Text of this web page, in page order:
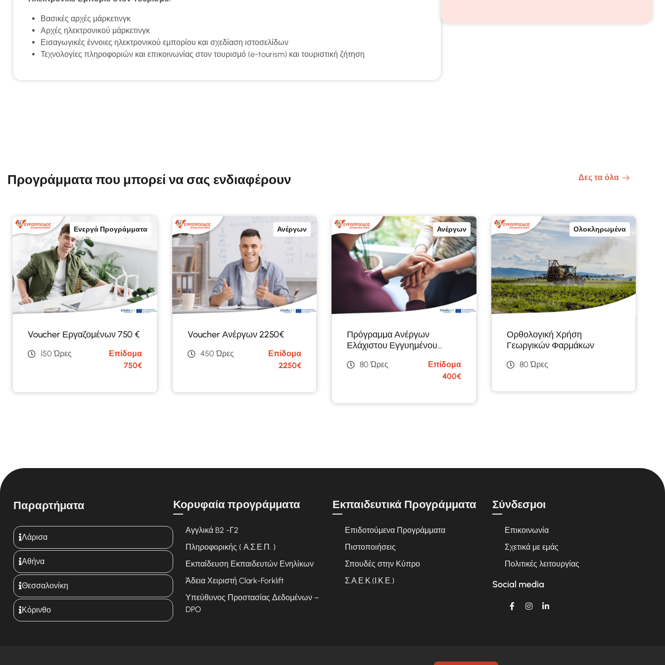
Βασικές αρχές μάρκετινγκ
Αρχές ηλεκτρονικού μάρκετινγκ
Εισαγωγικές έννοιες ηλεκτρονικού εμπορίου και σχεδίαση ιστοσελίδων
Τεχνολογίες πληροφοριών και επικοινωνίας στον τουρισμό (e-tourism) και τουριστική ζήτηση
Προγράμματα που μπορεί να σας ενδιαφέρουν Δες τα όλα
Ενεργά Προγράμματα
Voucher Εργαζομένων 750 €
Επίδομα
750€
150 Ώρες
Ανέργων
Voucher Ανέργων 2250€
Επίδομα
2250€
450 Ώρες
Ανέργων
Πρόγραμμα Ανέργων
Ελάχιστου Εγγυημένου
Επίδομα
400€
80 Ώρες
Ολοκληρωμένα
Ορθολογική Χρήση
Γεωργικών Φαρμάκων
80 Ώρες
Παραρτήματα
Λάρισα
Αθήνα
Θεσσαλονίκη
Κόρινθο
Κορυφαία προγράμματα
Αγγλικά B2 -Γ2
Πληροφορικής ( Α.Σ.Ε.Π. )
Εκπαίδευση Εκπαιδευτών Ενηλίκων
Άδεια Χειριστή Clark-Forklift
Υπεύθυνος Προστασίας Δεδομένων –
DPO
Εκπαιδευτικά Προγράμματα
Επιδοτούμενα Προγράμματα
Πιστοποιήσεις
Σπουδές στην Κύπρο
Σ.Α.Ε.Κ.(Ι.Κ.Ε.)
Σύνδεσμοι
Επικοινωνία
Σχετικά με εμάς
Πολιτικές λειτουργίας
Social media